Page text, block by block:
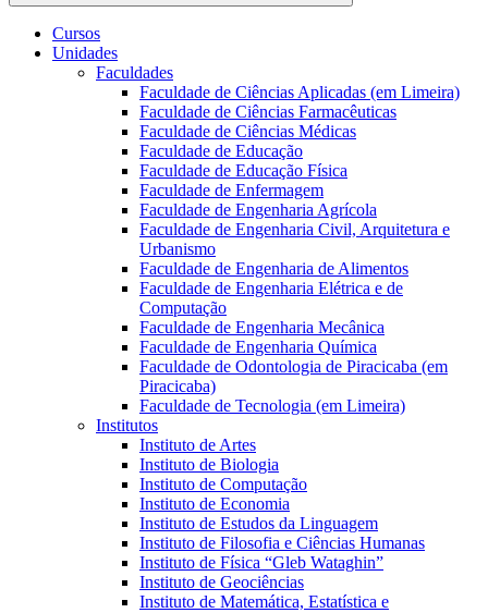
Buscar
Cursos
Unidades
Faculdades
Faculdade de Ciências Aplicadas (em Limeira)
Faculdade de Ciências Farmacêuticas
Faculdade de Ciências Médicas
Faculdade de Educação
Faculdade de Educação Física
Faculdade de Enfermagem
Faculdade de Engenharia Agrícola
Faculdade de Engenharia Civil, Arquitetura e
Urbanismo
Faculdade de Engenharia de Alimentos
Faculdade de Engenharia Elétrica e de
Computação
Faculdade de Engenharia Mecânica
Faculdade de Engenharia Química
Faculdade de Odontologia de Piracicaba (em
Piracicaba)
Faculdade de Tecnologia (em Limeira)
Institutos
Instituto de Artes
Instituto de Biologia
Instituto de Computação
Instituto de Economia
Instituto de Estudos da Linguagem
Instituto de Filosofia e Ciências Humanas
Instituto de Física “Gleb Wataghin”
Instituto de Geociências
Instituto de Matemática, Estatística e